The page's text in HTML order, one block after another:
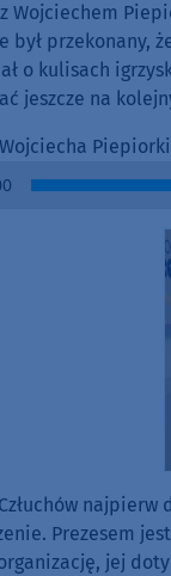
Wojciechem
był przekonany,
o kulisach
jeszcze na
najpierw
Prezesem
jej